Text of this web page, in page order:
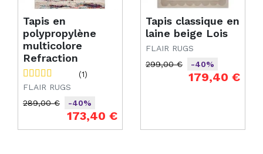
Tapis en
polypropylène
multicolore
Refraction
(1)
FLAIR RUGS
Prix de base
289,00 €
-40%
173,40 €
Tapis classique en
laine beige Lois
FLAIR RUGS
Prix de base
299,00 €
-40%
179,40 €